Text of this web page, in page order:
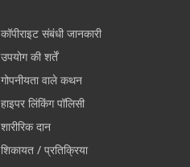
कॉपीराइट संबंधी जानकारी
उपयोग की शर्तें
गोपनीयता वाले कथन
हाइपर लिंकिंग पॉलिसी
शारीरिक दान
शिकायत / प्रतिक्रिया